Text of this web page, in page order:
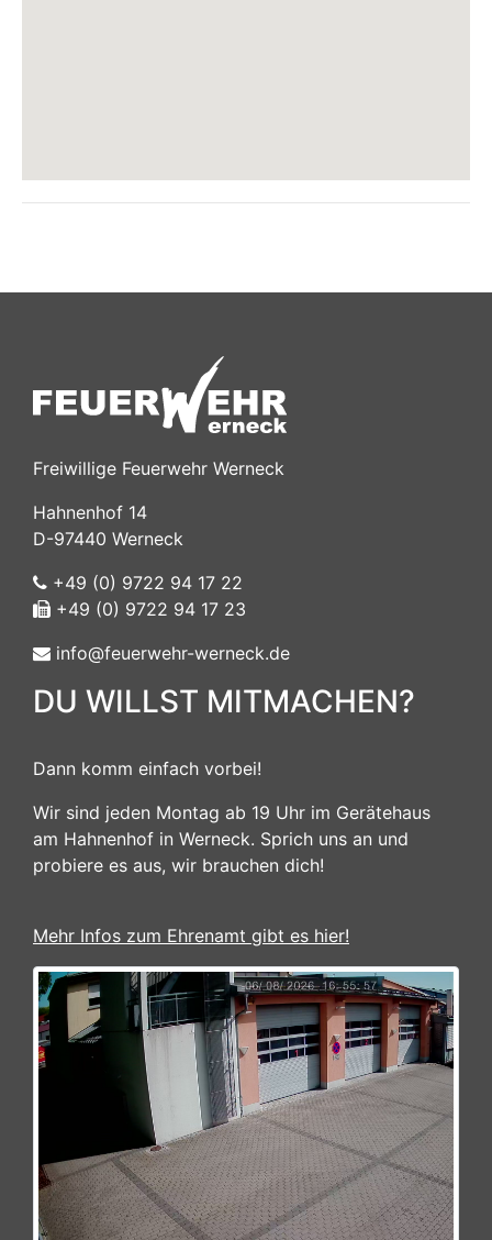
Freiwillige Feuerwehr Werneck
Hahnenhof 14
D-97440 Werneck
+49 (0) 9722 94 17 22
+49 (0) 9722 94 17 23
info@feuerwehr-werneck.de
DU WILLST MITMACHEN?
Dann komm einfach vorbei!
Wir sind jeden Montag ab 19 Uhr im Gerätehaus
am Hahnenhof in Werneck. Sprich uns an und
probiere es aus, wir brauchen dich!
Mehr Infos zum Ehrenamt gibt es hier!